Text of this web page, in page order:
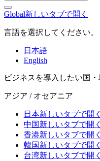
Global新しいタブで開く
言語を選択してください。
日本語
English
ビジネスを導入したい国
アジア / オセアニア
日本新しいタブで開く
中国新しいタブで開く
香港新しいタブで開く
韓国新しいタブで開く
台湾新しいタブで開く